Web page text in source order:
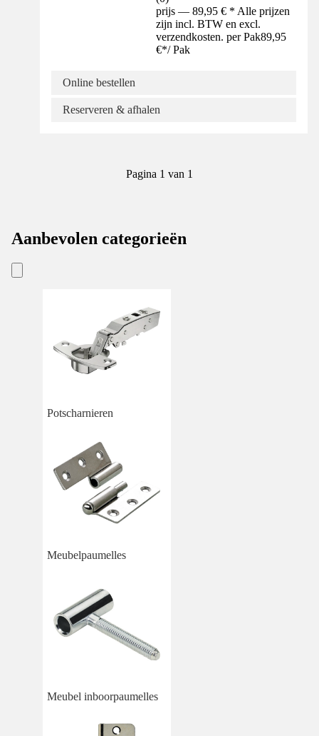
prijs — 89,95 € * Alle prijzen
zijn incl. BTW en excl.
verzendkosten. per Pak89,95
€*/ Pak
Online bestellen
Reserveren & afhalen
Pagina 1 van 1
Aanbevolen categorieën
Potscharnieren
Meubelpaumelles
Meubel inboorpaumelles